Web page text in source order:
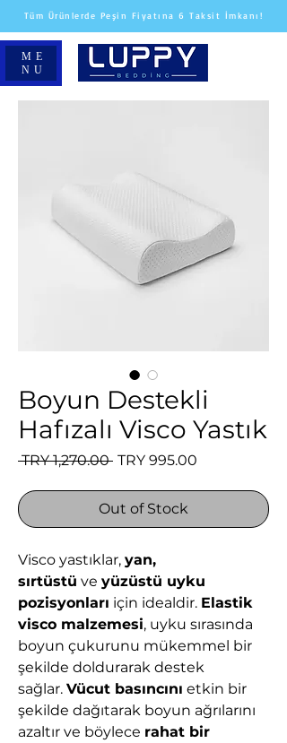
ME
NU
Tüm Ürünlerde Peşin Fiyatına 6 Taksit İmkanı!
Boyun Destekli
Hafızalı Visco Yastık
TRY 1,270.00 Regular
TRY 995.00
Out of Stock
Visco yastıklar, yan,
sırtüstü ve yüzüstü uyku
pozisyonları için idealdir. Elastik
visco malzemesi, uyku sırasında
boyun çukurunu mükemmel bir
şekilde doldurarak destek
sağlar. Vücut basıncını etkin bir
şekilde dağıtarak boyun ağrılarını
azaltır ve böylece rahat bir